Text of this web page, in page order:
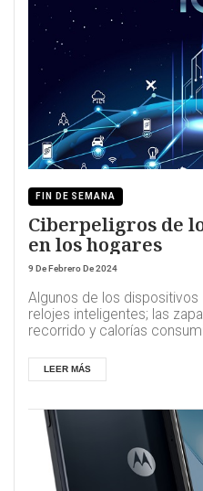
FIN DE SEMANA
Ciberpeligros de
en los hogares
9 De Febrero De 2024
Algunos de los
relojes inteligentes; las
recorrido y calorías
LEER MÁS